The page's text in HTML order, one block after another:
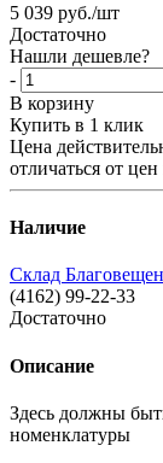
5 039 руб./шт
Достаточно
Нашли дешевле?
-
В корзину
Купить в 1 клик
Цена
отличаться от
Наличие
Склад
(4162) 99-22-33
Достаточно
Описание
Здесь должны
номенклатуры